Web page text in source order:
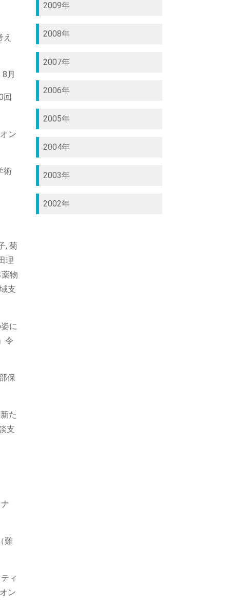
月
回
ン
術
, 菊
理
物
支
に
令
保
た
支
難
ィ
ン
2009年
2008年
2007年
2006年
2005年
2004年
2003年
2002年